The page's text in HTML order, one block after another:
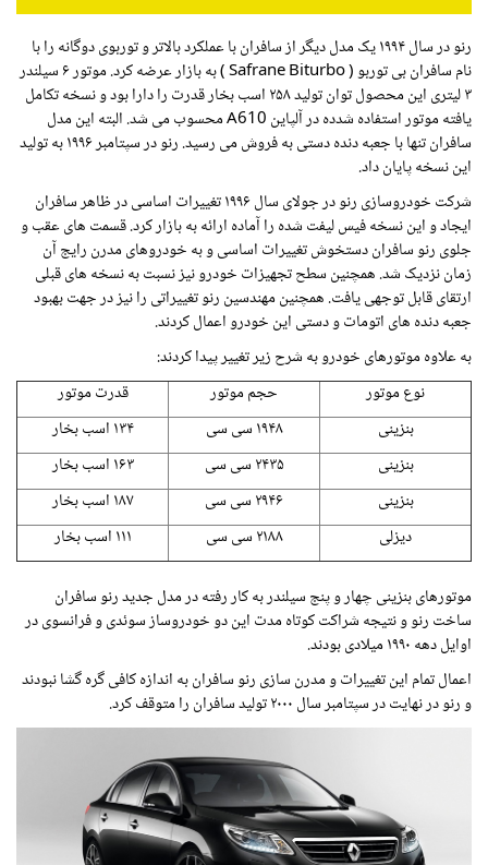
رنو در سال ۱۹۹۴ یک مدل دیگر از سافران با عملکرد بالاتر و توربوی دوگانه را با
نام سافران بی توربو (
) به بازار عرضه کرد. موتور ۶ سیلندر
۳ لیتری این محصول توان تولید ۲۵۸ اسب بخار قدرت را دارا بود و نسخه تکامل
یافته موتور استفاده شدده در آلپاین
محسوب می شد. البته این مدل
سافران تنها با جعبه دنده دستی به فروش می رسید. رنو در سپتامبر ۱۹۹۶ به تولید
این نسخه پایان داد.
شرکت خودروسازی رنو در جولای سال ۱۹۹۶ تغییرات اساسی در ظاهر سافران
ایجاد و این نسخه فیس لیفت شده را آماده ارائه به بازار کرد. قسمت های عقب و
جلوی رنو سافران دستخوش تغییرات اساسی و به خودروهای مدرن رایج آن
زمان نزدیک شد. همچنین سطح تجهیزات خودرو نیز نسبت به نسخه های قبلی
ارتقای قابل توجهی یافت. همچنین مهندسین رنو تغییراتی را نیز در جهت بهبود
جعبه دنده های اتومات و دستی این خودرو اعمال کردند.
به علاوه موتورهای خودرو به شرح زیر تغییر پیدا کردند:
نوع موتور
حجم موتور
قدرت موتور
بنزینی
۱۹۴۸ سی سی
۱۳۴ اسب بخار
بنزینی
۲۴۳۵ سی سی
۱۶۳ اسب بخار
بنزینی
۲۹۴۶ سی سی
۱۸۷ اسب بخار
دیزلی
۲۱۸۸ سی سی ۱۱۱ اسب بخار
موتورهای بنزینی چهار و پنج سیلندر به کار رفته در مدل جدید رنو سافران
ساخت رنو و نتیجه شراکت کوتاه مدت این دو خودروساز سوئدی و فرانسوی در
اوایل دهه ۱۹۹۰ میلادی بودند.
اعمال تمام این تغییرات و مدرن سازی رنو سافران به اندازه کافی گره گشا نبودند
و رنو در نهایت در سپتامبر سال ۲۰۰۰ تولید سافران را متوقف کرد.